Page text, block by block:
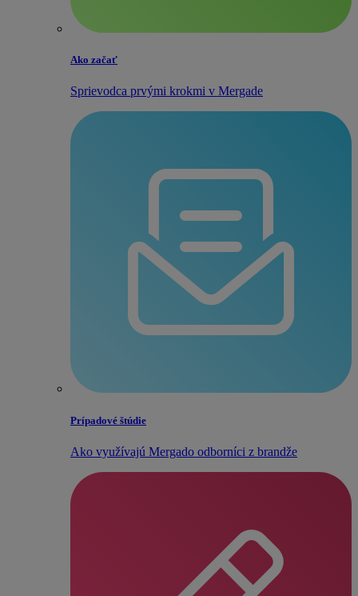
Ako začať
Sprievodca prvými krokmi v Mergade
Prípadové štúdie
Ako využívajú Mergado odborníci z brandže